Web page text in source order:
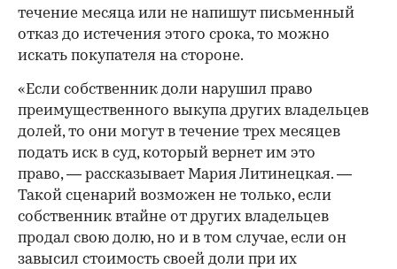
течение месяца или не напишут письменный
отказ до истечения этого срока, то можно
искать покупателя на стороне.
«Если собственник доли нарушил право
преимущественного выкупа других владельцев
долей, то они могут в течение трех месяцев
подать иск в суд, который вернет им это
право, — рассказывает Мария Литинецкая. —
Такой сценарий возможен не только, если
собственник втайне от других владельцев
продал свою долю, но и в том случае, если он
завысил стоимость своей доли при их